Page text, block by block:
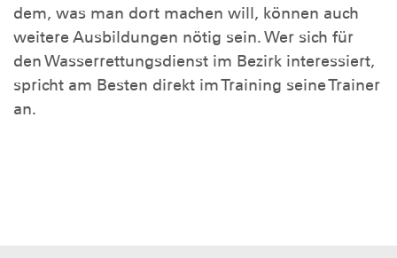
dem, was man dort machen will, können auch
weitere Ausbildungen nötig sein. Wer sich für
den Wasserrettungsdienst im Bezirk interessiert,
spricht am Besten direkt im Training seine Trainer
an.